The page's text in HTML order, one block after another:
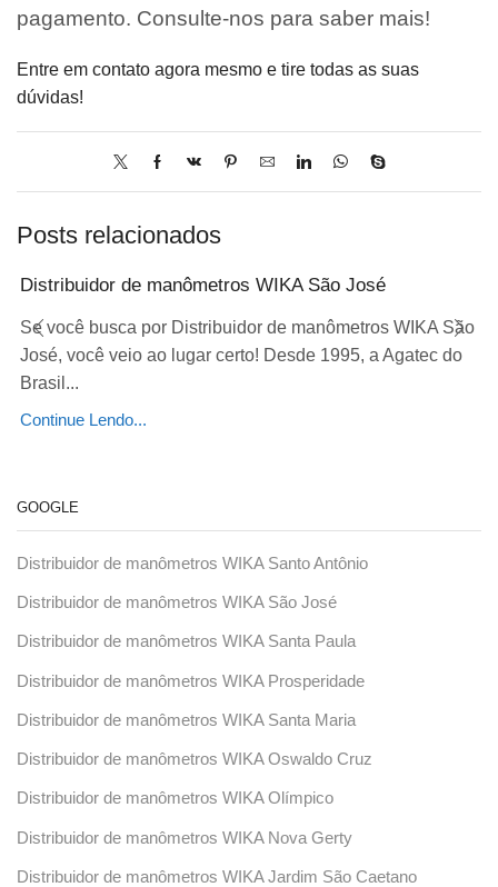
pagamento. Consulte-nos para saber mais!
Entre em contato agora mesmo e tire todas as suas
dúvidas!
Posts relacionados
Distribuidor de manômetros WIKA São José
Se você busca por Distribuidor de manômetros WIKA São
José, você veio ao lugar certo! Desde 1995, a Agatec do
Brasil...
Continue Lendo...
GOOGLE
Distribuidor de manômetros WIKA Santo Antônio
Distribuidor de manômetros WIKA São José
Distribuidor de manômetros WIKA Santa Paula
Distribuidor de manômetros WIKA Prosperidade
Distribuidor de manômetros WIKA Santa Maria
Distribuidor de manômetros WIKA Oswaldo Cruz
Distribuidor de manômetros WIKA Olímpico
Distribuidor de manômetros WIKA Nova Gerty
Distribuidor de manômetros WIKA Jardim São Caetano